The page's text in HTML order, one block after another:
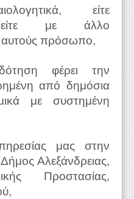
είτε
είτε με άλλο
αυτούς πρόσωπο,
φέρει την
από δημόσια
με συστημένη
μας στην
Αλεξάνδρειας,
Προστασίας,